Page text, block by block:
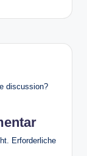
discussion?
Erforderliche